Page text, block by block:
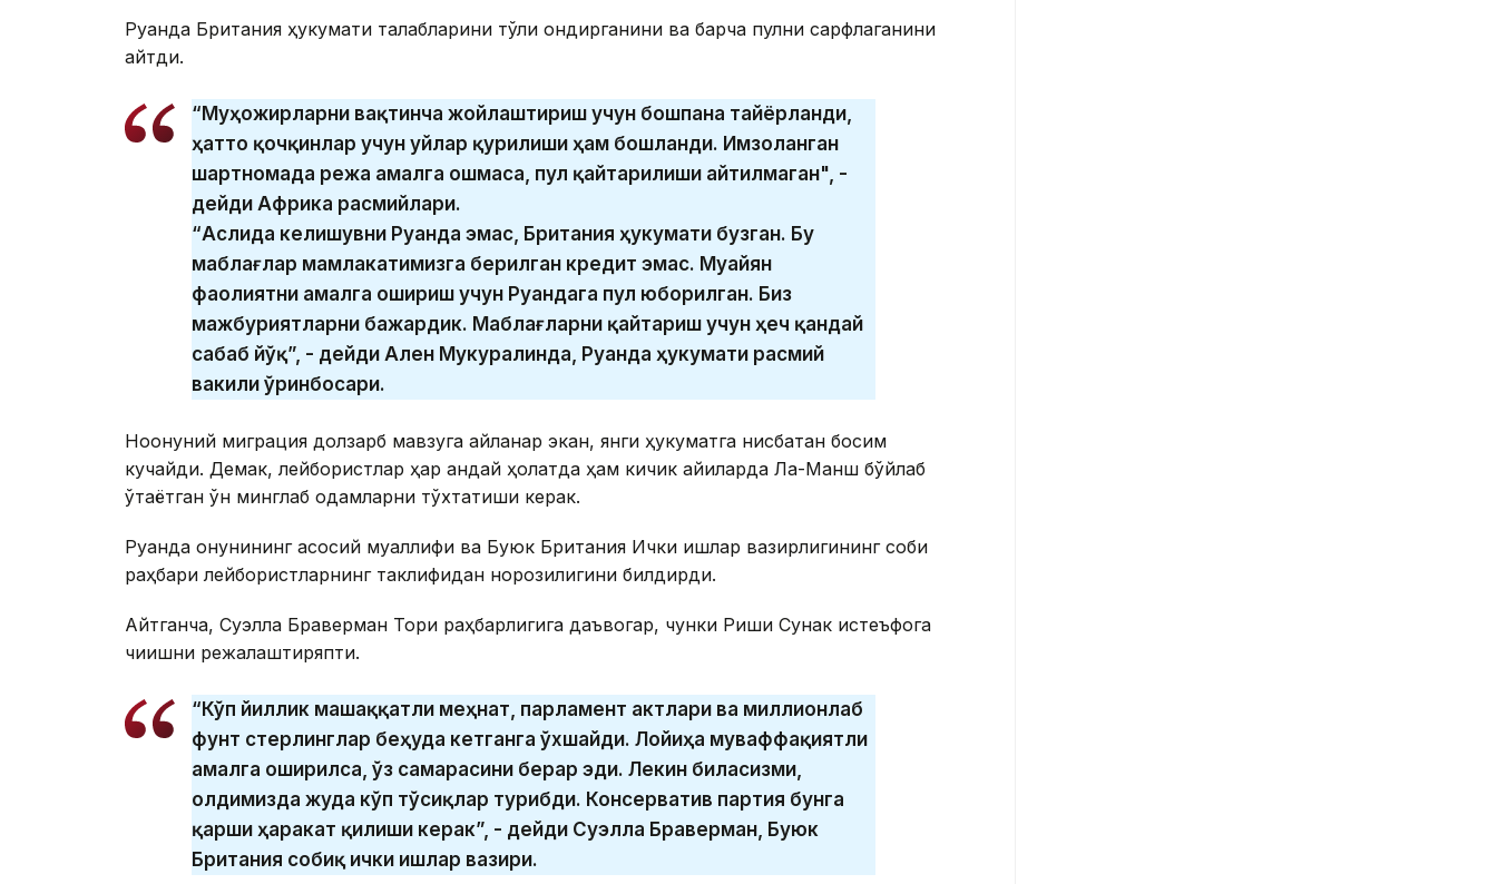
Руанда Британия ҳукумати талабларини тўлиқ қондирганини ва барча пулни сарфлаганини
айтди.
“Муҳожирларни вақтинча жойлаштириш учун бошпана тайёрланди,
ҳатто қочқинлар учун уйлар қурилиши ҳам бошланди. Имзоланган
шартномада режа амалга ошмаса, пул қайтарилиши айтилмаган", -
дейди Африка расмийлари.
“Аслида келишувни Руанда эмас, Британия ҳукумати бузган. Бу
маблағлар мамлакатимизга берилган кредит эмас. Муайян
фаолиятни амалга ошириш учун Руандага пул юборилган. Биз
мажбуриятларни бажардик. Маблағларни қайтариш учун ҳеч қандай
сабаб йўқ”, - дейди Ален Мукуралинда, Руанда ҳукумати расмий
вакили ўринбосари.
Ноқонуний миграция долзарб мавзуга айланар экан, янги ҳукуматга нисбатан босим
кучайди. Демак, лейбористлар ҳар қандай ҳолатда ҳам кичик қайиқларда Ла-Манш бўйлаб
ўтаётган ўн минглаб одамларни тўхтатиши керак.
Руанда қонунининг асосий муаллифи ва Буюк Британия Ички ишлар вазирлигининг собиқ
раҳбари лейбористларнинг таклифидан норозилигини билдирди.
Айтганча, Суэлла Браверман Тори раҳбарлигига даъвогар, чунки Риши Сунак истеъфога
чиқишни режалаштиряпти.
“Кўп йиллик машаққатли меҳнат, парламент актлари ва миллионлаб
фунт стерлинглар беҳуда кетганга ўхшайди. Лойиҳа муваффақиятли
амалга оширилса, ўз самарасини берар эди. Лекин биласизми,
олдимизда жуда кўп тўсиқлар турибди. Консерватив партия бунга
қарши ҳаракат қилиши керак”, - дейди Суэлла Браверман, Буюк
Британия собиқ ички ишлар вазири.